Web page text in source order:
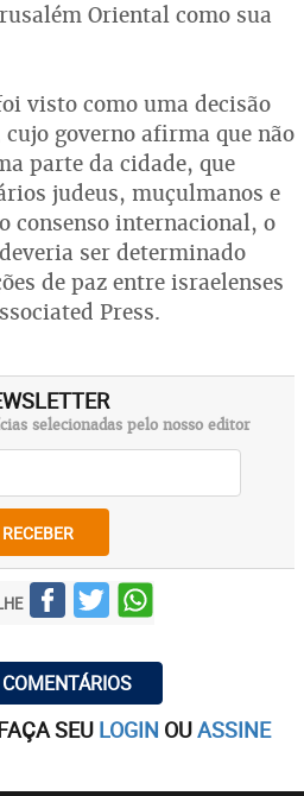
Oriental como sua
visto como uma decisão
governo afirma que não
parte da cidade, que
judeus, muçulmanos e
consenso internacional, o
ser determinado
de paz entre israelenses
Press.
selecionadas pelo nosso editor
RECEBER
SEU LOGIN OUASSINE